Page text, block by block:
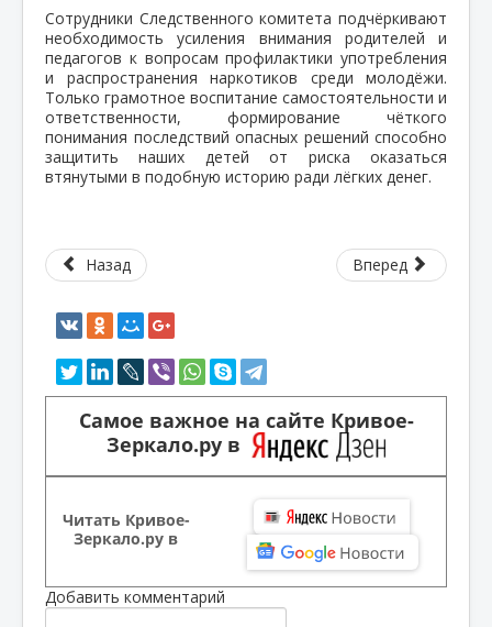
Сотрудники Следственного комитета подчёркивают
необходимость усиления внимания родителей и
педагогов к вопросам профилактики употребления
и распространения наркотиков среди молодёжи.
Только грамотное воспитание самостоятельности и
ответственности, формирование чёткого
понимания последствий опасных решений способно
защитить наших детей от риска оказаться
втянутыми в подобную историю ради лёгких денег.
Назад Вперед
Самое важное на сайте Кривое-
Зеркало.ру в
Читать Кривое-
Зеркало.ру в
Добавить комментарий